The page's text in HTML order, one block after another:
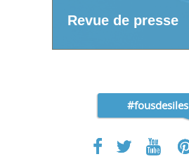
Revue de presse
#fousdesiles